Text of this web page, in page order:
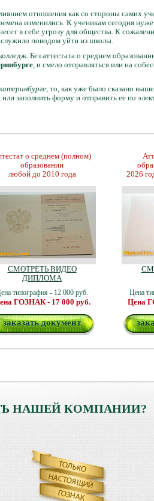
отношения как со стороны самих
изменились. К ученикам сегодня
в себе угрозу для общества. К
поводом уйти из школы.
Без аттестата о среднем
, и смело отправляться или на
, то, как уже было сказано
заполнить форму и отправить ее по
о среднем (полном)
образовании
любой до 2010 года
СМОТРЕТЬ ВИДЕО
ДИПЛОМА
типография - 12 000 руб.
ГОЗНАК - 17 000 руб.
заказать документ
2026
Цена
Цена
НАШЕЙ КОМПАНИИ?